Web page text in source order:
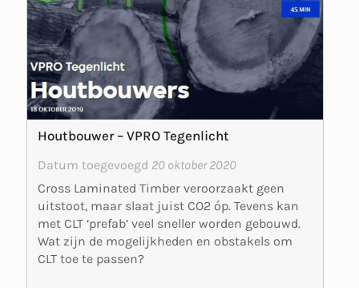
Houtbouwer – VPRO Tegenlicht
Datum toegevoegd 20 oktober 2020
Cross Laminated Timber veroorzaakt geen
uitstoot, maar slaat juist CO2 óp. Tevens kan
met CLT ‘prefab’ veel sneller worden gebouwd.
Wat zijn de mogelijkheden en obstakels om
CLT toe te passen?